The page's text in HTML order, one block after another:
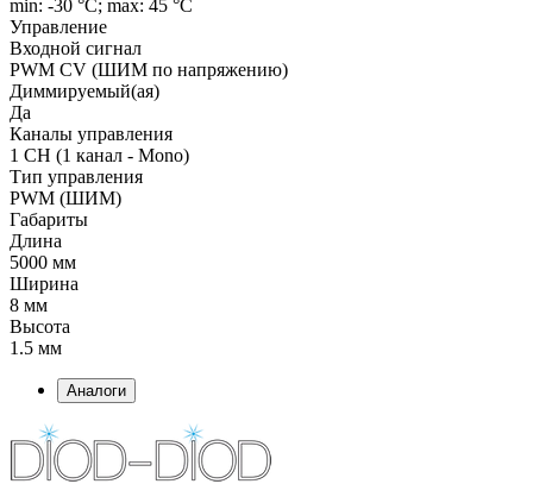
min: -30 °C; max: 45 °C
Управление
Входной сигнал
PWM СV (ШИМ по напряжению)
Диммируемый(ая)
Да
Каналы управления
1 CH (1 канал - Mono)
Тип управления
PWM (ШИМ)
Габариты
Длина
5000 мм
Ширина
8 мм
Высота
1.5 мм
Аналоги